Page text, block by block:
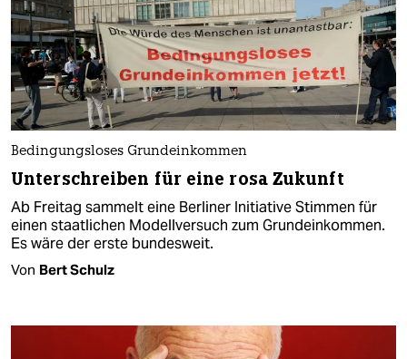
Bedingungsloses Grundeinkommen
Unterschreiben für eine rosa Zukunft
Ab Freitag sammelt eine Berliner Initiative Stimmen für
einen staatlichen Modellversuch zum Grundeinkommen.
Es wäre der erste bundesweit.
Von Bert Schulz